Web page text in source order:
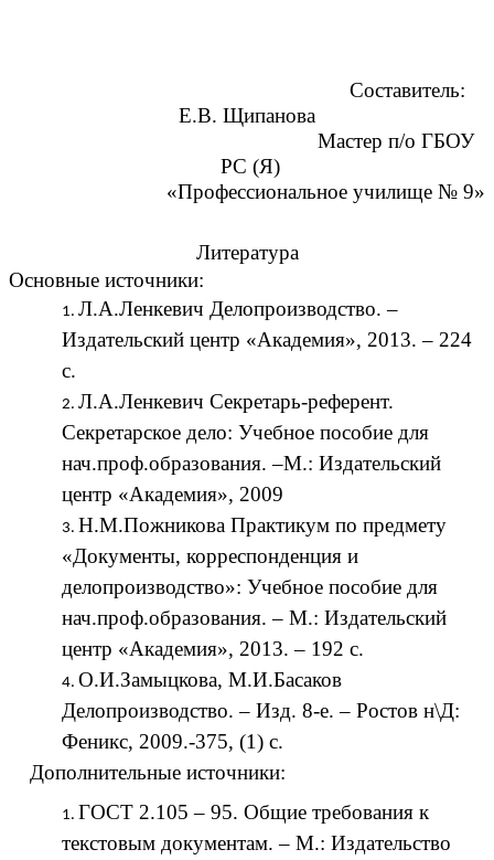
Составитель:
Е.В. Щипанова
Мастер п/о ГБОУ
РС (Я)
«Профессиональное училище № 9»
Литература
Основные источники:
Л.А.Ленкевич Делопроизводство. –
Издательский центр «Академия», 2013. – 224
с.
Л.А.Ленкевич Секретарь-референт.
Секретарское дело: Учебное пособие для
нач.проф.образования. –М.: Издательский
центр «Академия», 2009
Н.М.Пожникова Практикум по предмету
«Документы, корреспонденция и
делопроизводство»: Учебное пособие для
нач.проф.образования. – М.: Издательский
центр «Академия», 2013. – 192 с.
О.И.Замыцкова, М.И.Басаков
Делопроизводство. – Изд. 8-е. – Ростов н\Д:
Феникс, 2009.-375, (1) с.
Дополнительные источники:
ГОСТ 2.105 – 95. Общие требования к
текстовым документам. – М.: Издательство